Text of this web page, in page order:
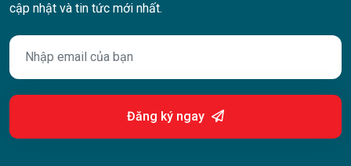
cập nhật và tin tức mới nhất.
Đăng ký ngay